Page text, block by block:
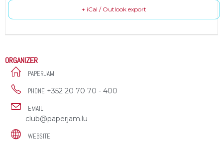
+ iCal / Outlook export
ORGANIZER
PAPERJAM
PHONE +352 20 70 70 - 400
EMAIL
club@paperjam.lu
WEBSITE